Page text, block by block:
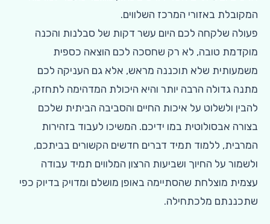
המקובלת באזורי המרכז השלווים.
פעולה שלקחה לכם היום עשר דקות של סבלנות והכנה
מוקדמת טובה, לא רק שחסכה לכם הוצאה כספית
משמעותית שלא תוכננה מראש, אלא גם העניקה לכם
מתנה גדולה הרבה יותר והיא היכולת המדהימה לתחזק,
להבין ולשלוט על איכות החיים והסביבה הביתית שלכם
בצורה אבסולוטית במו ידיכם. המשיכו לעבוד בזהירות
המרבית, ללמוד תמיד דברים חדשים הקשורים בביתכם,
ולשמור על החיוך ושביעות הרצון המלווים תמיד עבודה
עצמית מוצלחת שהסתיימה באופן מושלם ומדויק בדיוק כפי
שתכננתם מלכתחילה.